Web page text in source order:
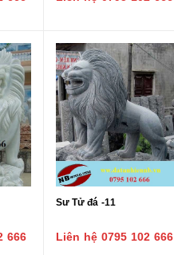
666
Sư Tử đá -11
Liên hệ 0795 102 666